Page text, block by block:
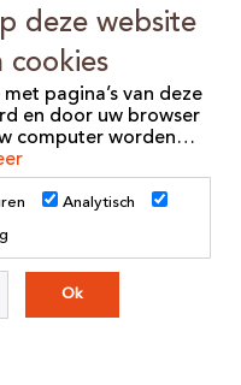
Policy
deze website
cookies
pagina’s van deze
en door uw browser
computer worden
soorten cookies die
doeleinden.
is soms wel en soms
nodig.
de cookies die wij
daarmee verzameld
Analytisch
Ok